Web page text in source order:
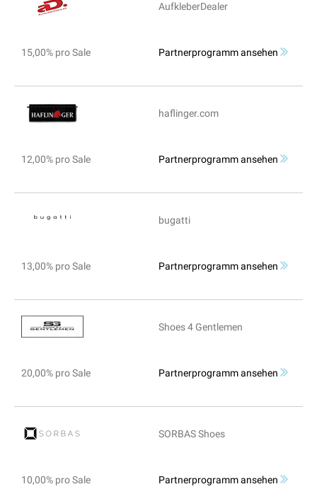
AufkleberDealer
15,00% pro Sale Partnerprogramm ansehen
haflinger.com
12,00% pro Sale Partnerprogramm ansehen
bugatti
13,00% pro Sale Partnerprogramm ansehen
Shoes 4 Gentlemen
20,00% pro Sale Partnerprogramm ansehen
SORBAS Shoes
10,00% pro Sale Partnerprogramm ansehen